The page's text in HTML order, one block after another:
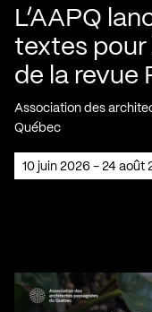
L’AAPQ
textes pour
de la revue
Association des
Québec
10 juin 2026 - 24 août